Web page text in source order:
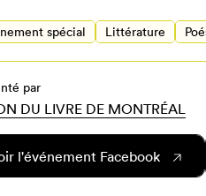
spécial Littérature
par
DU LIVRE DE MONTRÉAL
l'événement Facebook
Salon
connecter